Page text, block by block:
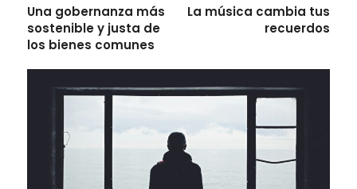
Una gobernanza más
sostenible y justa de
los bienes comunes
La música cambia tus
recuerdos